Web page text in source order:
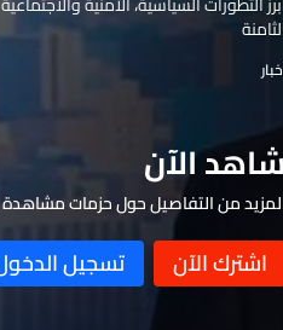
شاهد الآن
من التفاصيل حول حزمات مشاهدة